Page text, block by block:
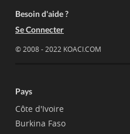
Besoin d'aide ?
Se Connecter
© 2008 - 2022 KOACI.COM
Pays
Côte d'Ivoire
Burkina Faso